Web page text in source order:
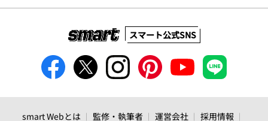
スマート公式SNS
smart Webとは 監修・執筆者 運営会社 採用情報